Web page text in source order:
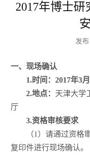
2017年博士
发布
一、现场确认
1.时间：2017年3
2.地点： 天津大学
厅
3.资格审核要求
（1）请通过资格
复印件进行现场确认。